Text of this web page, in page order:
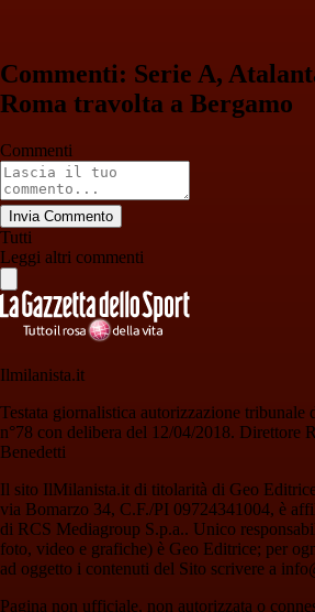
Commenti: Serie A,
Roma travolta a Bergamo
Commenti
Invia Commento
Tutti
Leggi altri commenti
Ilmilanista.it
Testata giornalistica autorizzazione tribunale
n°78 con delibera del 12/04/2018. Direttore
Benedetti
Il sito IlMilanista.it di titolarità di Geo
via Bomarzo 34, C.F./PI 09724341004, è
di RCS Mediagroup S.p.a.. Unico
foto, video e grafiche) è Geo Editrice; per
ad oggetto i contenuti del Sito scrivere a
Pagina non ufficiale, non autorizzata o